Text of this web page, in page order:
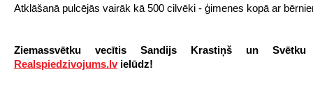
Atklāšanā pulcējās vairāk kā 500 cilvēki - ģimenes kopā ar
Ziemassvētku vecītis Sandijs Krastiņš un Svētku
Realspiedzivojums.lvielūdz!